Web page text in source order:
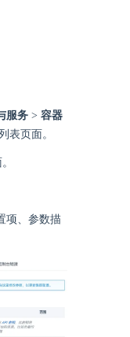
服务 > 容器
表页面。
项、参数描